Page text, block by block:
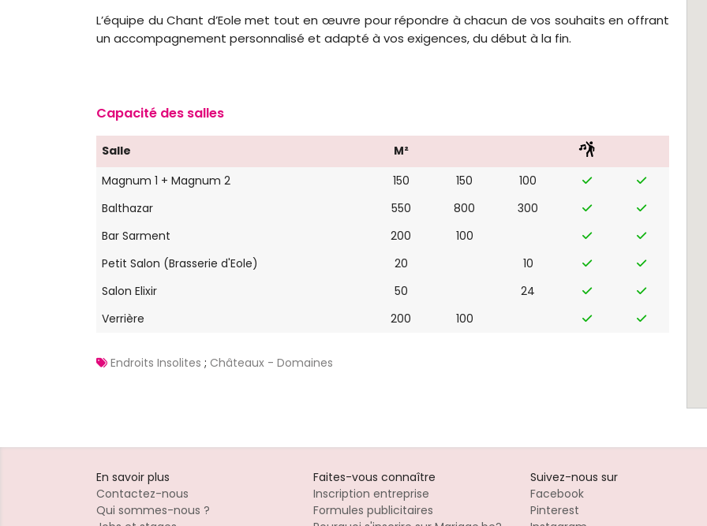
L’équipe du Chant d’Eole met tout en œuvre pour répondre à chacun de vos souhaits en offrant
un accompagnement personnalisé et adapté à vos exigences, du début à la fin.
Capacité des salles
Salle
M²
Magnum 1 + Magnum 2
150 150
100
Balthazar
550 800
300
Bar Sarment
200
100
Petit Salon (Brasserie d'Eole)
20
10
Salon Elixir
50
24
Verrière
200 100
Endroits Insolites ; Châteaux - Domaines
En savoir plus
Contactez-nous
Qui sommes-nous ?
Faites-vous connaître
Inscription entreprise
Formules publicitaires
Suivez-nous sur
Facebook
Pinterest